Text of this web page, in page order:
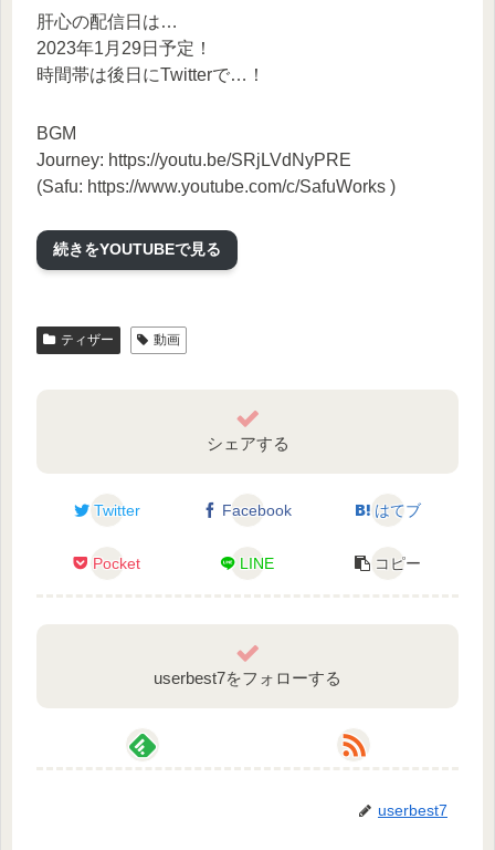
肝心の配信日は…
2023年1月29日予定！
時間帯は後日にTwitterで…！
BGM
Journey: https://youtu.be/SRjLVdNyPRE
(Safu: https://www.youtube.com/c/SafuWorks )
×-×-×-×-×-×
住民の少なさを解消するため人間界へと飛び立っち
ゃうぞ～！
Twitter
IQが低いTwitterの絵垢(日常、趣味や版権またはらく
ニノちゃん: https://twitter.com/Nino_drawcat
続きをYOUTUBEで見る
ティザー 動画
シェアする
Twitter Facebook はてブ
Pocket LINE コピー
userbest7をフォローする
userbest7